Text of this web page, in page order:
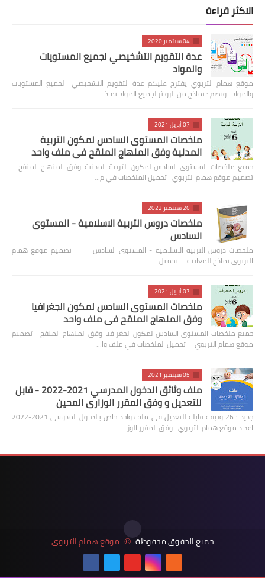
الاكثر قراءة
04 سبتمبر 2020
عدة التقويم التشخيصي لجميع المستويات
والمواد
موقع همام التربوي يقترح عليكم عدة التقويم التشخيصي لجميع المستويات
والمواد وتضم : نماذج من الروائز لجميع المواد نماذ…
07 أبريل 2021
ملخصات المستوى السادس لمكون التربية
المدنية وفق المنهاج المنقح في ملف واحد
جميع ملخصات المستوى السادس لمكون التربية المدنية وفق المنهاج المنقح
تصميم موقع همام التربوي تحميل الملخصات في م…
26 سبتمبر 2022
ملخصات دروس التربية الاسلامية - المستوى
السادس
ملخصات دروس التربية الاسلامية - المستوى السادس تصميم موقع همام
التربوي نماذج للمعاينة تحميل
07 أبريل 2021
ملخصات المستوى السادس لمكون الجغرافيا
وفق المنهاج المنقح في ملف واحد
جميع ملخصات المستوى السادس لمكون الجغرافيا وفق المنهاج المنقح تصميم
موقع همام التربوي تحميل الملخصات في ملف وا…
05 سبتمبر 2021
ملف وثائق الدخول المدرسي 2021-2022 - قابل
للتعديل و وفق المقرر الوزاري المحين
جديد : 26 وثيقة قابلة للتعديل في ملف واحد خاص بالدخول المدرسي 2021-2022
اعداد موقع همام التربوي وفق المقرر الوز…
جميع الحقوق محفوظة © موقع همام التربوي